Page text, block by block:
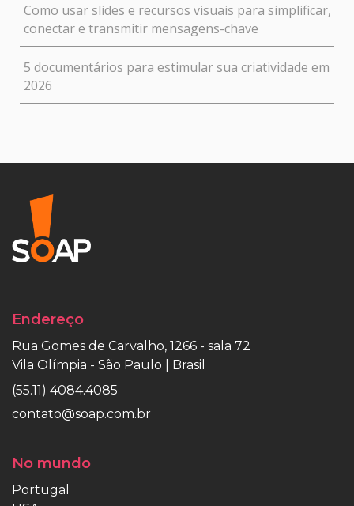
Como usar slides e recursos visuais para simplificar,
conectar e transmitir mensagens-chave
5 documentários para estimular sua criatividade em
2026
Endereço
Rua Gomes de Carvalho, 1266 - sala 72
Vila Olímpia - São Paulo | Brasil
(55.11) 4084.4085
contato@soap.com.br
No mundo
Portugal